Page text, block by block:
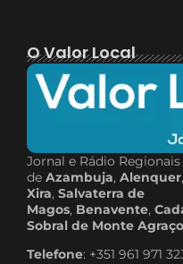
O Valor Local
Jornal e Rádio
de Azambuja, Alenquer,
Xira, Salvaterra de
Magos, Benavente,
Sobral de Monte
Telefone: +351 961 971